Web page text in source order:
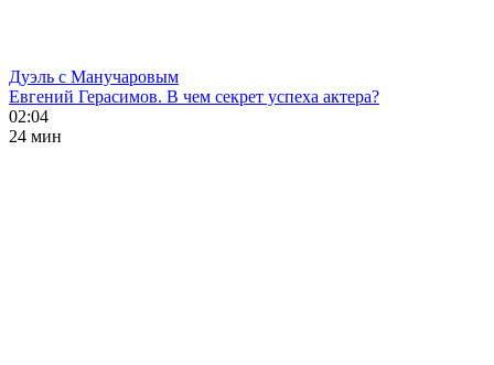
Дуэль с Манучаровым
Евгений Герасимов. В чем секрет успеха актера?
02:04
24 мин